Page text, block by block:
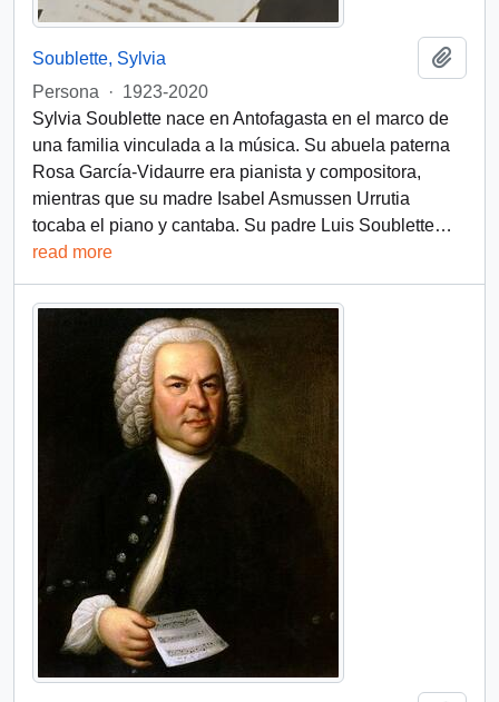
Soublette, Sylvia
Persona
· 1923-2020
Sylvia Soublette nace en Antofagasta en el marco de
una familia vinculada a la música. Su abuela paterna
Rosa García-Vidaurre era pianista y compositora,
mientras que su madre Isabel Asmussen Urrutia
tocaba el piano y cantaba. Su padre Luis Soublette…
read more